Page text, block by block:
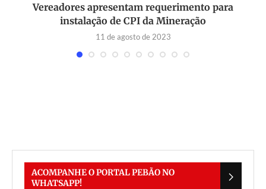
Vereadores apresentam requerimento para
instalação de CPI da Mineração
11 de agosto de 2023
ACOMPANHE O PORTAL PEBÃO NO
WHATSAPP!